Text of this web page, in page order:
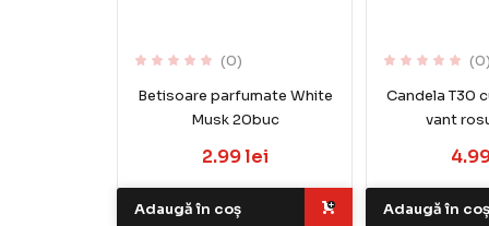
(0)
Betisoare parfumate White
Musk 20buc
2.99 lei
Adaugă în coș
(0)
Candela T30
vant
Adaugă în coș